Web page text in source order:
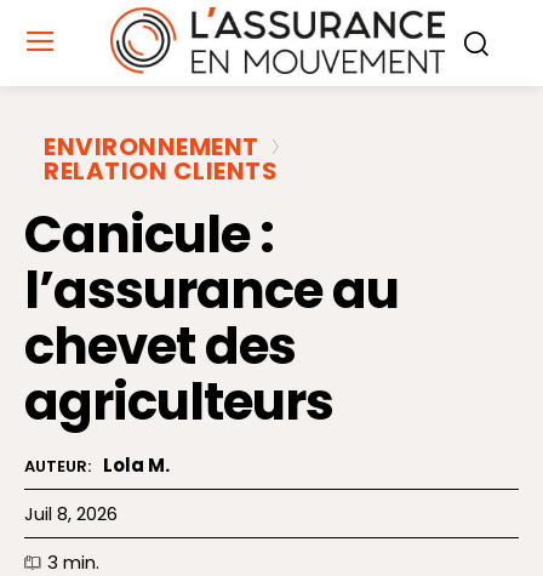
ENVIRONNEMENT
RELATION CLIENTS
Canicule :
l’assurance au
chevet des
agriculteurs
AUTEUR: Lola M.
Juil 8, 2026
3 min.